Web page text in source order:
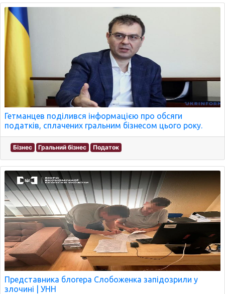
Гетманцев поділився інформацією про обсяги
податків, сплачених гральним бізнесом цього року.
Бізнес Гральний бізнес Податок
Представника блогера Слобоженка запідозрили у
злочині | УНН